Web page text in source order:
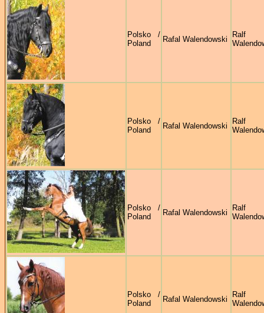
Polsko /
Poland
Rafal Walendowski
Ralf
Polsko /
Poland
Rafal Walendowski
Ralf
Polsko /
Poland
Rafal Walendowski
Ralf
Polsko /
Poland
Rafal Walendowski
Ralf